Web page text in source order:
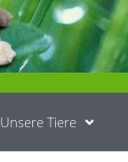
Unsere Tiere